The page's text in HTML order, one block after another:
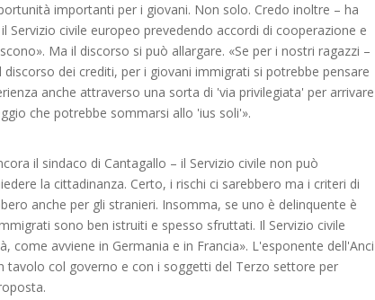
importanti per i giovani. Non solo. Credo inoltre – ha
Servizio civile europeo prevedendo accordi di cooperazione e
Ma il discorso si può allargare. «Se per i nostri ragazzi –
discorso dei crediti, per i giovani immigrati si potrebbe pensare
anche attraverso una sorta di 'via privilegiata' per arrivare
che potrebbe sommarsi allo 'ius soli'».
il sindaco di Cantagallo – il Servizio civile non può
la cittadinanza. Certo, i rischi ci sarebbero ma i criteri di
anche per gli stranieri. Insomma, se uno è delinquente è
sono ben istruiti e spesso sfruttati. Il Servizio civile
come avviene in Germania e in Francia». L'esponente dell'Anci
tavolo col governo e con i soggetti del Terzo settore per